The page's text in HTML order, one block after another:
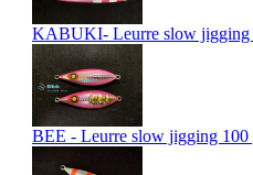
KABUKI- Leurre slow jigging
BEE - Leurre slow jigging 100